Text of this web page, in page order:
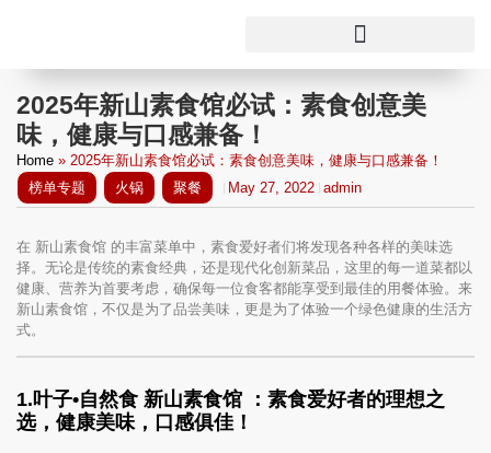
2025年新山素食馆必试：素食创意美
味，健康与口感兼备！
Home » 2025年新山素食馆必试：素食创意美味，健康与口感兼备！
榜单专题
火锅 聚餐 May 27, 2022 admin
在 新山素食馆 的丰富菜单中，素食爱好者们将发现各种各样的美味选
择。无论是传统的素食经典，还是现代化创新菜品，这里的每一道菜都以
健康、营养为首要考虑，确保每一位食客都能享受到最佳的用餐体验。来
新山素食馆，不仅是为了品尝美味，更是为了体验一个绿色健康的生活方
式。
1.叶子•自然食 新山素食馆
：素食爱好者的理想之
选，健康美味，口感俱佳！